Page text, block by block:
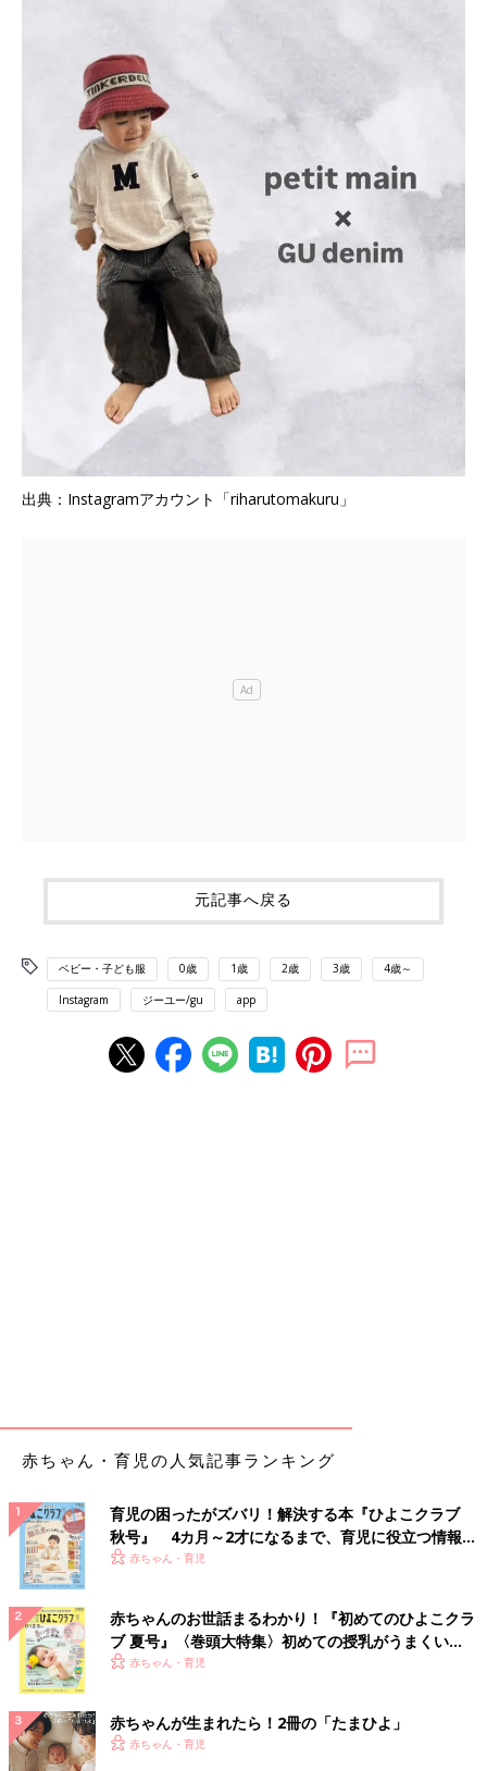
出典：Instagramアカウント「riharutomakuru」
元記事へ戻る
ベビー・子ども服 0歳 1歳 2歳 3歳 4歳～
Instagram ジーユー/gu app
赤ちゃん・育児の人気記事ランキング
育児の困ったがズバリ！解決する本『ひよこクラブ
秋号』 4カ月～2才になるまで、育児に役立つ情報が
いっぱい！
赤ちゃん・育児
赤ちゃんのお世話まるわかり！『初めてのひよこクラ
ブ 夏号』〈巻頭大特集〉初めての授乳がうまくい
く！ おっぱい・ミルクの基本と夏のトラブル 解決テ
赤ちゃん・育児
赤ちゃんが生まれたら！2冊の「たまひよ」
赤ちゃん・育児